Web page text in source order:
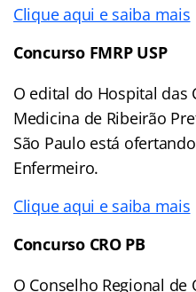
Clique aqui e saiba mais
Concurso FMRP USP
O edital do Hospital das
Medicina de Ribeirão
São Paulo está
Enfermeiro.
Clique aqui e saiba mais
Concurso CRO PB
O Conselho Regional